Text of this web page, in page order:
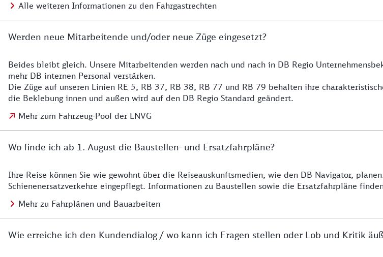
Alle weiteren Informationen zu den Fahrgastrechten
Werden neue Mitarbeitende und/oder neue Züge eingesetzt?
Details zu den Mitarbeitenden
Beides bleibt gleich. Unsere Mitarbeitenden werden nach und nach in DB Regio
mehr DB internen Personal verstärken.
Die Züge auf unseren Linien RE 5, RB 37, RB 38, RB 77 und RB 79 behalten ihre
die Beklebung innen und außen wird auf den DB Regio Standard geändert.
Mehr zum Fahrzeug-Pool der LNVG
Wo finde ich ab 1. August die Baustellen- und Ersatzfahrpläne?
Details zu Baustelle
Ihre Reise können Sie wie gewohnt über die Reiseauskunftsmedien, wie den DB Navigator,
Schienenersatzverkehre eingepflegt. Informationen zu Baustellen sowie die Ersatzfahrpläne
Mehr zu Fahrplänen und Bauarbeiten
Wie erreiche ich den Kundendialog / wo kann ich Fragen stellen oder Lob und Kritik